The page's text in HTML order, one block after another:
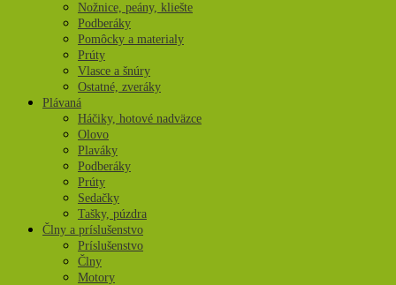
Nožnice, peány, kliešte
Podberáky
Pomôcky a materialy
Prúty
Vlasce a šnúry
Ostatné, zveráky
Plávaná
Háčiky, hotové nadväzce
Olovo
Plaváky
Podberáky
Prúty
Sedačky
Tašky, púzdra
Člny a príslušenstvo
Príslušenstvo
Člny
Motory